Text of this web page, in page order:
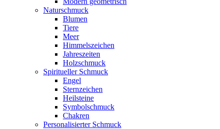
Naturschmuck
Blumen
Tiere
Meer
Himmelszeichen
Jahreszeiten
Holzschmuck
Spiritueller Schmuck
Engel
Sternzeichen
Heilsteine
Symbolschmuck
Chakren
Personalisierter Schmuck